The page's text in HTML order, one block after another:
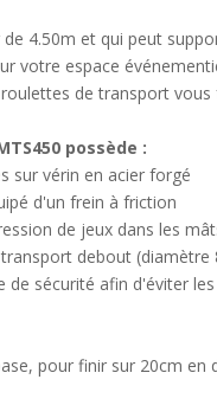
4.50m et qui peut
votre espace
de transport
possède :
sur vérin en acier forgé
d'un frein à friction
de jeux dans les
debout (diamètre
de sécurité afin d'éviter
pour finir sur 20cm en